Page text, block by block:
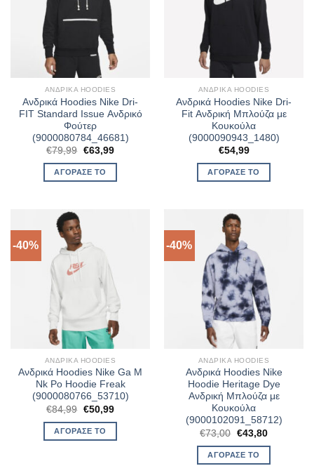
ΑΝΔΡΙΚΆ HOODIES
Ανδρικά Hoodies Nike Dri-
FIT Standard Issue Ανδρικό
Φούτερ
(9000080784_46681)
€79,99 Original
was:
€79,99.
€63,99Η
ΑΓΌΡΑΣΈ ΤΟ
ΑΝΔΡΙΚΆ HOODIES
Ανδρικά Hoodies Nike Dri-
Fit Ανδρική Μπλούζα με
Κουκούλα
(9000090943_1480)
€54,99
ΑΓΌΡΑΣΈ ΤΟ
-40%
ΑΝΔΡΙΚΆ HOODIES
Ανδρικά Hoodies Nike Ga M
Nk Po Hoodie Freak
(9000080766_53710)
€84,99 Original
price
was:
€84,99.
€50,99Η
τιμή
ΑΓΌΡΑΣΈ ΤΟ
-40%
ΑΝΔΡΙΚΆ HOODIES
Ανδρικά Hoodies Nike
Hoodie Heritage Dye
Ανδρική Μπλούζα με
Κουκούλα
(9000102091_58712)
€73,00 Original
price
was:
€73,00.
€43,80Η
τιμή
ΑΓΌΡΑΣΈ ΤΟ